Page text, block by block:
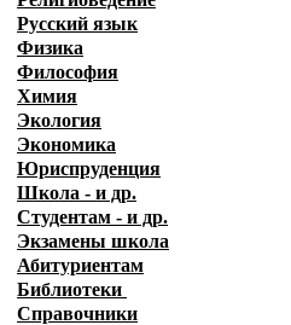
Русский язык
Физика
Философия
Химия
Экология
Экономика
Юриспруденция
Школа - и др.
Студентам - и др.
Экзамены школа
Абитуриентам
Библиотеки
Справочники